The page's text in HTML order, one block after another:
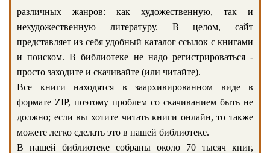
различных жанров: как художественную, так и
нехудожественную литературу. В целом, сайт
представляет из себя удобный каталог ссылок с книгами
и поиском. В библиотеке не надо регистрироваться -
просто заходите и скачивайте (или читайте).
Все книги находятся в заархивированном виде в
формате ZIP, поэтому проблем со скачиванием быть не
должно; если вы хотите читать книги онлайн, то также
можете легко сделать это в нашей библиотеке.
В нашей библиотеке собраны около 70 тысяч книг,